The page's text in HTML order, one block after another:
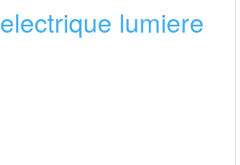
lumiere